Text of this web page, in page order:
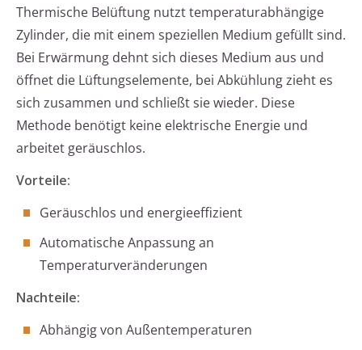
Thermische Belüftung nutzt temperaturabhängige
Zylinder, die mit einem speziellen Medium gefüllt sind.
Bei Erwärmung dehnt sich dieses Medium aus und
öffnet die Lüftungselemente, bei Abkühlung zieht es
sich zusammen und schließt sie wieder. Diese
Methode benötigt keine elektrische Energie und
arbeitet geräuschlos.
Vorteile:
Geräuschlos und energieeffizient
Automatische Anpassung an
Temperaturveränderungen
Nachteile:
Abhängig von Außentemperaturen